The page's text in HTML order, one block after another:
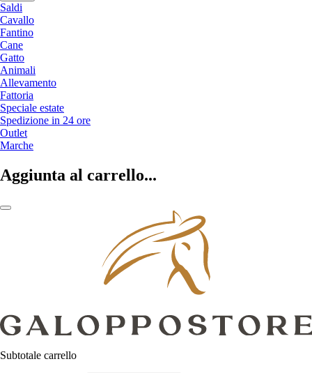
Saldi
Cavallo
Fantino
Cane
Gatto
Animali
Allevamento
Fattoria
Speciale estate
Spedizione in 24 ore
Outlet
Marche
Aggiunta al carrello...
Subtotale carrello